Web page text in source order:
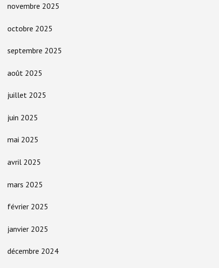
novembre 2025
octobre 2025
septembre 2025
août 2025
juillet 2025
juin 2025
mai 2025
avril 2025
mars 2025
février 2025
janvier 2025
décembre 2024